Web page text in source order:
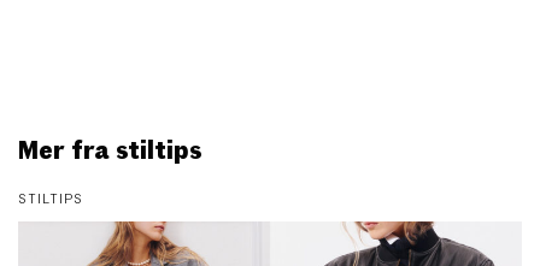
Mer fra stiltips
STILTIPS